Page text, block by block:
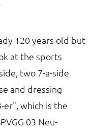
120 years old but
at the sports
two 7-a-side
and dressing
which is the
03 Neu-